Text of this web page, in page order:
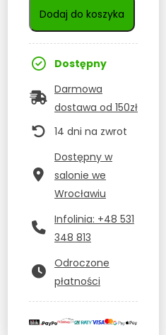
Dodaj do koszyka
Dostępny
Darmowa
dostawa od 150zł
14 dni na zwrot
Dostępny w
salonie we
Wrocławiu
Infolinia: +48 531
348 813
Odroczone
płatności